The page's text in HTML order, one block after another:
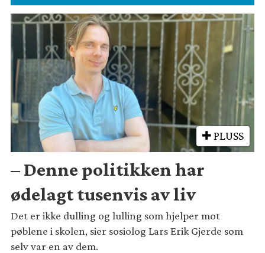
PLUSS
– Denne politikken har
ødelagt tusenvis av liv
Det er ikke dulling og lulling som hjelper mot
pøblene i skolen, sier sosiolog Lars Erik Gjerde som
selv var en av dem.